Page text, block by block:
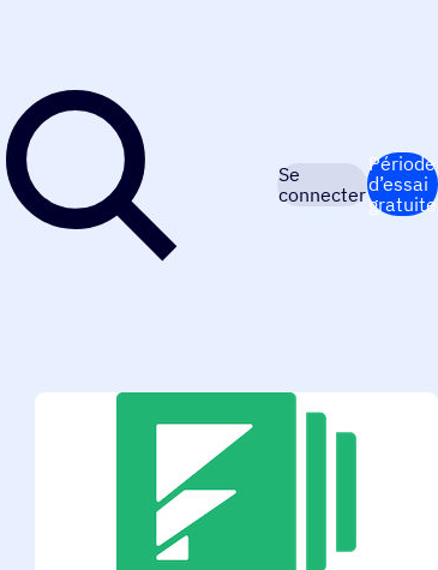
Se
connecter
Période
d’essai
gratuite